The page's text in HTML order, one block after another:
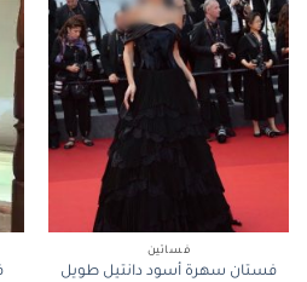
فساتين
فستان سهرة أسود دانتيل طويل